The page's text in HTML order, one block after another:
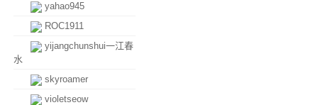
yahao945
ROC1911
yijangchunshui一江春
水
skyroamer
violetseow